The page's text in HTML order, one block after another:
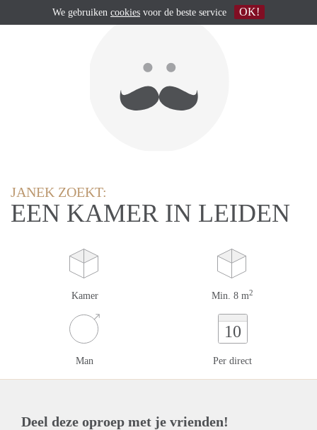
JANEK ZOEKT:
EEN KAMER IN LEIDEN
Kamer Min. 8 m2
Man
10
Per direct
Deel deze oproep met je vrienden!
We gebruiken cookies voor de beste service OK!